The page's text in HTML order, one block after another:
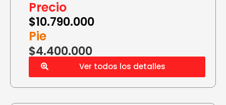
Precio
$10.790.000
Pie
$4.400.000
Ver todos los detalles